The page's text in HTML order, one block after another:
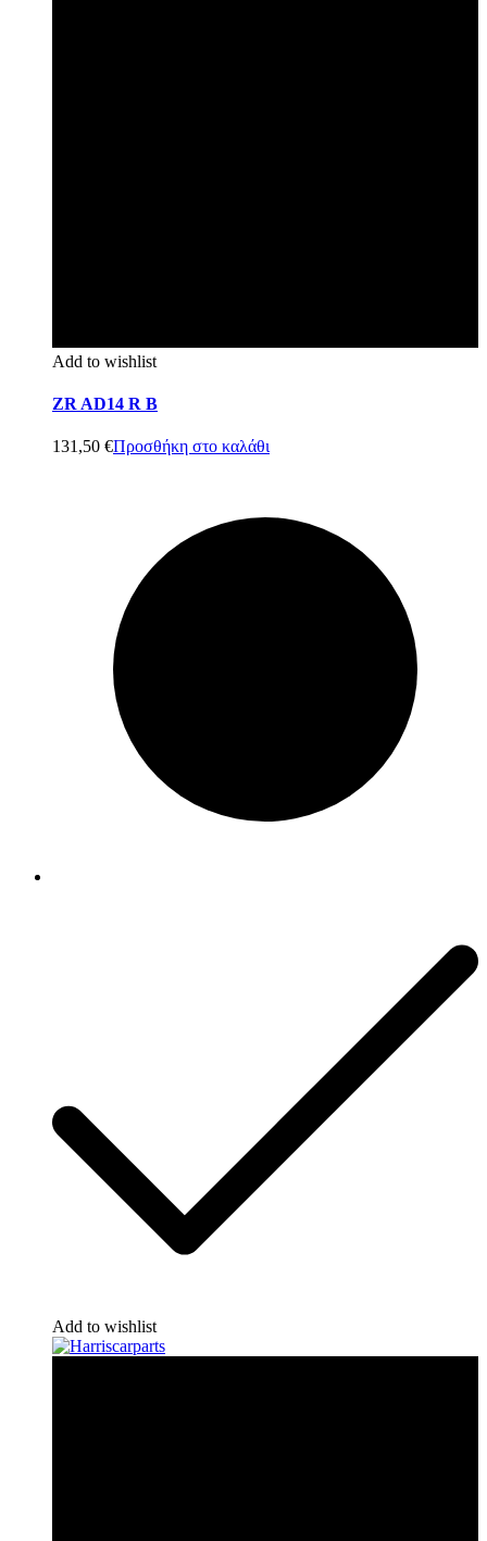
Add to wishlist
ZR AD14 R B
131,50 €Προσθήκη στο καλάθι
Add to wishlist